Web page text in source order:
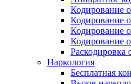
Кодирование
Кодирование
Кодирование
Кодирование
Раскодировка
Наркология
Бесплатная